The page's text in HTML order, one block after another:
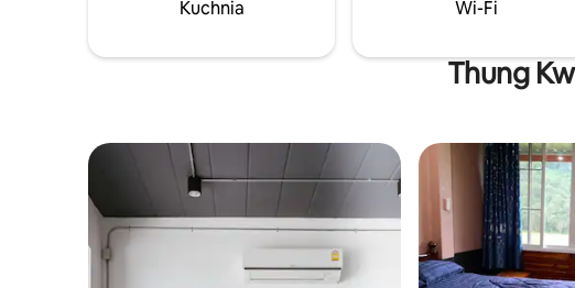
dworcu kolejowym. Po prostu
Odwiedź naszą
Kuchnia Wi-Fi
Thung